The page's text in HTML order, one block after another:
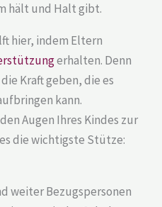
hält und Halt gibt.
hier, indem Eltern
erhalten. Denn
Kraft geben, die es
kann.
Augen Ihres Kindes zur
die wichtigste Stütze:
weiter Bezugspersonen